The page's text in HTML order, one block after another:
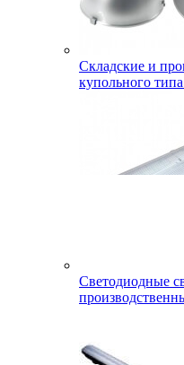
Складские и
купольного
Светодиодные